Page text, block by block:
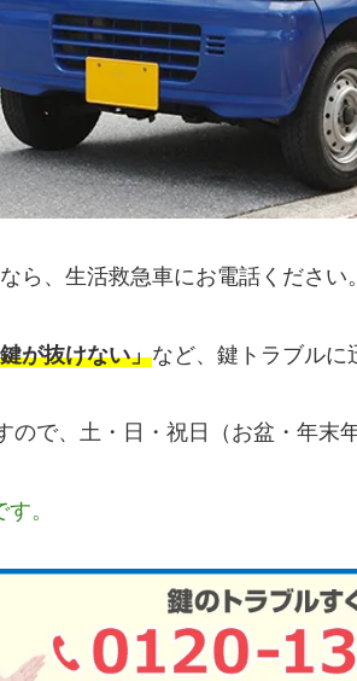
ら、生活救急車にお電話ください。
が抜けない」など、鍵トラブルに
ので、土・日・祝日（お盆・年末
。